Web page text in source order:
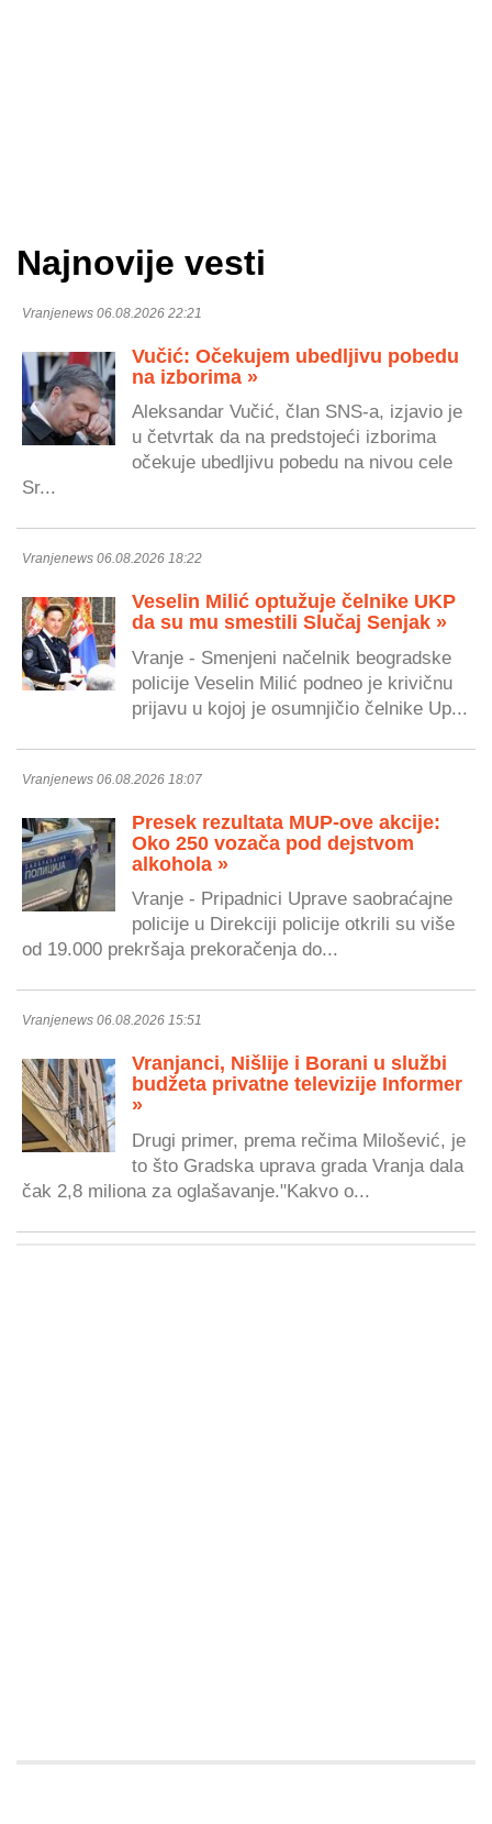
Najnovije vesti
Vranjenews 06.08.2026 22:21
Vučić: Očekujem ubedljivu pobedu
na izborima »
Aleksandar Vučić, član SNS-a, izjavio je
u četvrtak da na predstojeći izborima
očekuje ubedljivu pobedu na nivou cele
Sr...
Vranjenews 06.08.2026 18:22
Veselin Milić optužuje čelnike UKP
da su mu smestili Slučaj Senjak »
Vranje - Smenjeni načelnik beogradske
policije Veselin Milić podneo je krivičnu
prijavu u kojoj je osumnjičio čelnike Up...
Vranjenews 06.08.2026 18:07
Presek rezultata MUP-ove akcije:
Oko 250 vozača pod dejstvom
alkohola »
Vranje - Pripadnici Uprave saobraćajne
policije u Direkciji policije otkrili su više
od 19.000 prekršaja prekoračenja do...
Vranjenews 06.08.2026 15:51
Vranjanci, Nišlije i Borani u službi
budžeta privatne televizije Informer
»
Drugi primer, prema rečima Milošević, je
to što Gradska uprava grada Vranja dala
čak 2,8 miliona za oglašavanje."Kakvo o...